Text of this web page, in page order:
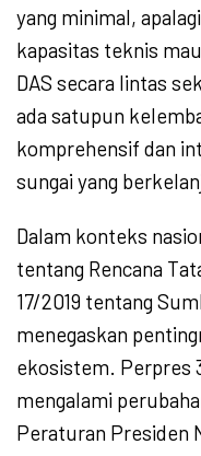
yang minimal,
kapasitas teknis
DAS secara lintas
ada satupun
komprehensif dan
sungai yang
Dalam konteks
tentang Rencana
17/2019 tentang
menegaskan
ekosistem. Perpres
mengalami
Peraturan Presiden